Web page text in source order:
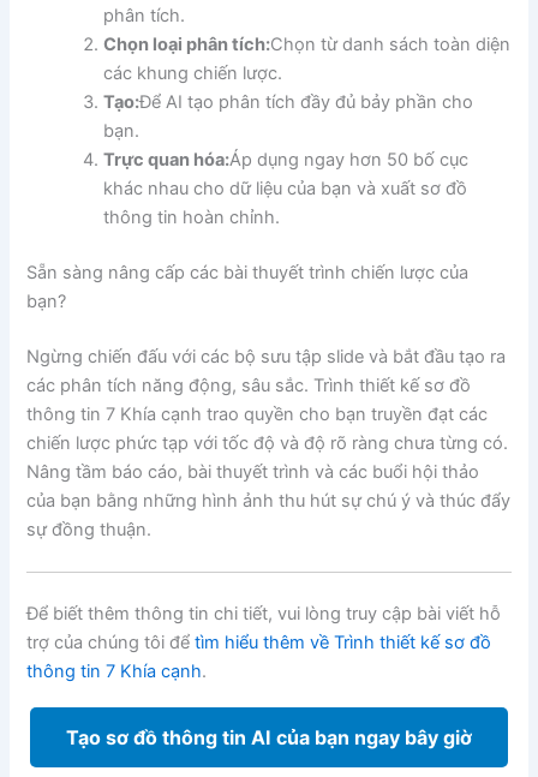
phân tích.
Chọn loại phân tích:Chọn từ danh sách toàn diện
các khung chiến lược.
Tạo:Để AI tạo phân tích đầy đủ bảy phần cho
bạn.
Trực quan hóa:Áp dụng ngay hơn 50 bố cục
khác nhau cho dữ liệu của bạn và xuất sơ đồ
thông tin hoàn chỉnh.
Sẵn sàng nâng cấp các bài thuyết trình chiến lược của
bạn?
Ngừng chiến đấu với các bộ sưu tập slide và bắt đầu tạo ra
các phân tích năng động, sâu sắc. Trình thiết kế sơ đồ
thông tin 7 Khía cạnh trao quyền cho bạn truyền đạt các
chiến lược phức tạp với tốc độ và độ rõ ràng chưa từng có.
Nâng tầm báo cáo, bài thuyết trình và các buổi hội thảo
của bạn bằng những hình ảnh thu hút sự chú ý và thúc đẩy
sự đồng thuận.
Để biết thêm thông tin chi tiết, vui lòng truy cập bài viết hỗ
trợ của chúng tôi đểtìm hiểu thêm về Trình thiết kế sơ đồ
thông tin 7 Khía cạnh.
Tạo sơ đồ thông tin AI của bạn ngay bây giờ